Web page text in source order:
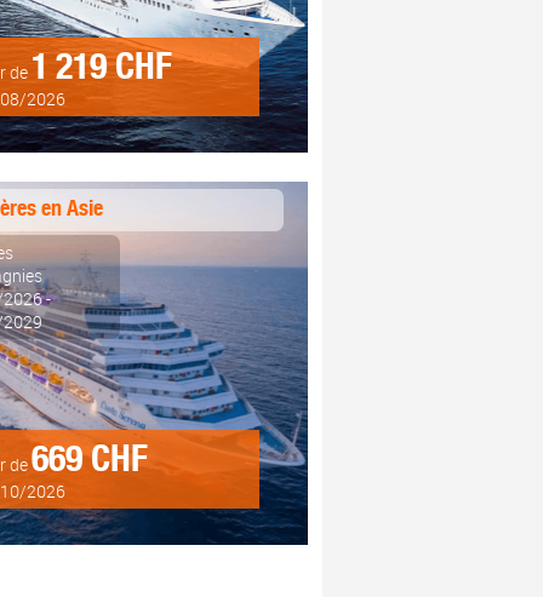
de 1 219 CHF
2026
en Asie
-
de669 CHF
2026